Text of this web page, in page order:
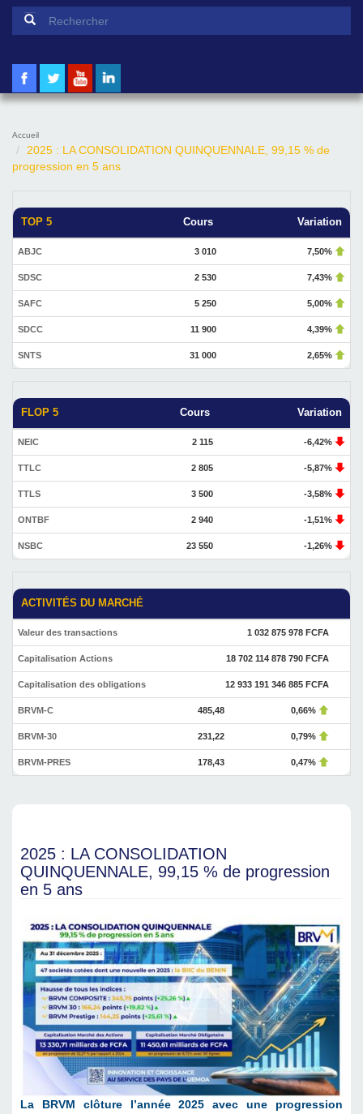
Formulaire de recherche
Accueil
2025 : LA CONSOLIDATION QUINQUENNALE, 99,15 % de
progression en 5 ans
TOP 5 Cours Variation
ABJC 3 010 7,50%
SDSC 2 530 7,43%
SAFC 5 250 5,00%
SDCC 11 900 4,39%
SNTS 31 000 2,65%
FLOP 5 Cours Variation
NEIC 2 115 -6,42%
TTLC 2 805 -5,87%
TTLS 3 500 -3,58%
ONTBF 2 940 -1,51%
NSBC 23 550 -1,26%
ACTIVITÉS DU MARCHÉ
Valeur des transactions 1 032 875 978 FCFA
Capitalisation Actions 18 702 114 878 790 FCFA
Capitalisation des obligations 12 933 191 346 885 FCFA
BRVM-C 485,48 0,66%
BRVM-30 231,22 0,79%
BRVM-PRES 178,43 0,47%
2025 : LA CONSOLIDATION
QUINQUENNALE, 99,15 % de progression
en 5 ans
La BRVM clôture l’année 2025 avec une progression